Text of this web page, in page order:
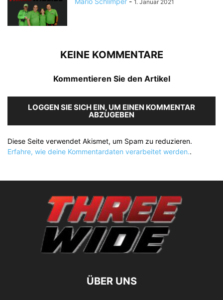
1. Januar 2021
KEINE KOMMENTARE
Kommentieren Sie den Artikel
LOGGEN SIE SICH EIN, UM EINEN KOMMENTAR
ABZUGEBEN
Diese Seite verwendet Akismet, um Spam zu reduzieren.
Erfahre, wie deine Kommentardaten verarbeitet werden..
ÜBER UNS